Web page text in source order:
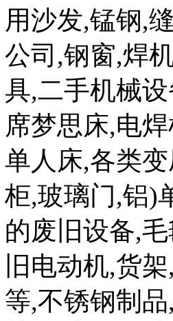
用沙发,锰钢,
公司,钢窗,焊
具,二手机械
席梦思床,电
单人床,各类
柜,玻璃门,铝)
的废旧设备,
旧电动机,货
等,不锈钢制